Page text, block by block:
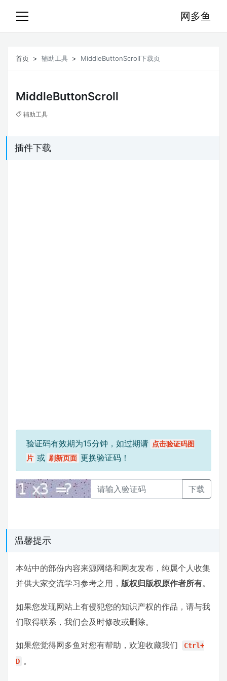
网多鱼
首页 辅助工具 MiddleButtonScroll下载页
MiddleButtonScroll
辅助工具
插件下载
验证码有效期为15分钟，如过期请 点击验证码图
片 或 刷新页面 更换验证码！
下载
温馨提示
本站中的部份内容来源网络和网友发布，纯属个人收集
并供大家交流学习参考之用， 版权归版权原作者所有。
如果您发现网站上有侵犯您的知识产权的作品，请与我
们取得联系，我们会及时修改或删除。
如果您觉得网多鱼对您有帮助，欢迎收藏我们
Ctrl+
D 。